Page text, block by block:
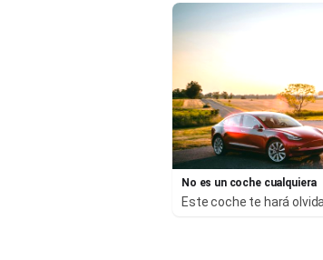
No es un coche cualquiera
Este coche te hará